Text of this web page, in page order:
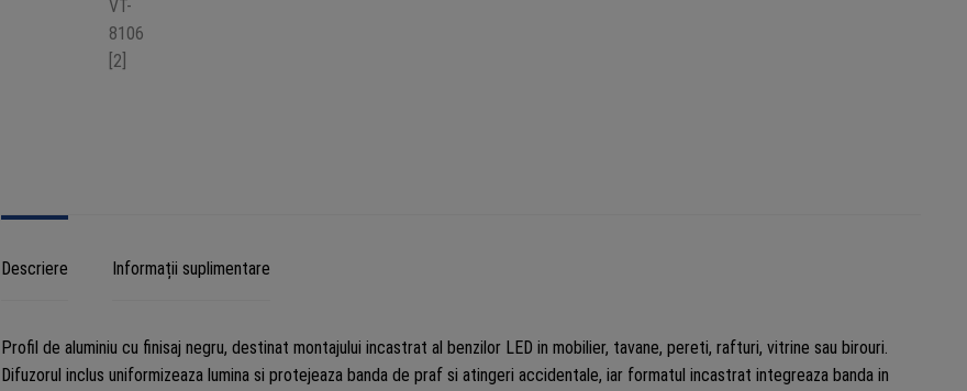
Descriere Informații suplimentare
Profil de aluminiu cu finisaj negru, destinat montajului incastrat al benzilor LED in mobilier, tavane, pereti, rafturi, vitrine sau birouri.
Difuzorul inclus uniformizeaza lumina si protejeaza banda de praf si atingeri accidentale, iar formatul incastrat integreaza banda in